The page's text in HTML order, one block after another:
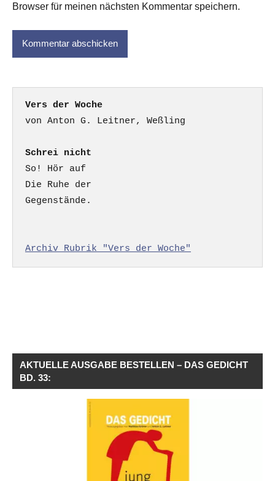
Browser für meinen nächsten Kommentar speichern.
Vers der Woche
Schrei nicht
So! Hör auf
Die Ruhe der
Gegenstände.
Archiv Rubrik "Vers der Woche"
AKTUELLE AUSGABE BESTELLEN – DAS GEDICHT
BD. 33: